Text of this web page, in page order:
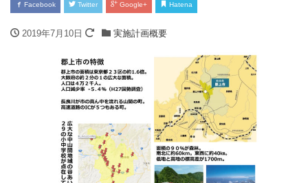
Facebook Twitter Google+ Hatena
2019年7月10日 実施計画概要